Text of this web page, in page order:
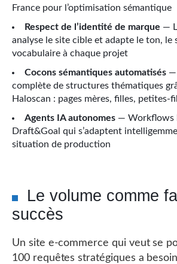
France pour l’optimisation sémantique
Respect de l’identité de marque —
analyse le site cible et adapte le ton, le
vocabulaire à chaque projet
Cocons sémantiques automatisés —
complète de structures thématiques
Haloscan : pages mères, filles, petites-
Agents IA autonomes — Workflows
Draft&Goal qui s’adaptent
situation de production
Le volume comme
succès
Un site e-commerce qui veut se
100 requêtes stratégiques a